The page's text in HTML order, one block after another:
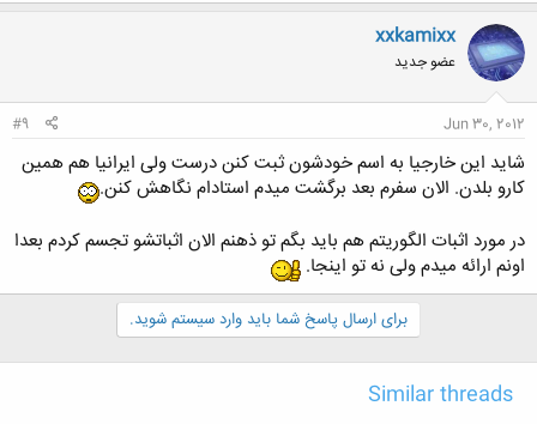
xxkamixx
عضو جدید
Jun 30, 2012
#9
شاید این خارجیا به اسم خودشون ثبت کنن درست ولی ایرانیا هم همین
کارو بلدن. الان سفرم بعد برگشت میدم استادام نگاهش کنن.
در مورد اثبات الگوریتم هم باید بگم تو ذهنم الان اثباتشو تجسم کردم بعدا
اونم ارائه میدم ولی نه تو اینجا.
برای ارسال پاسخ شما باید وارد سیستم شوید.
Similar threads